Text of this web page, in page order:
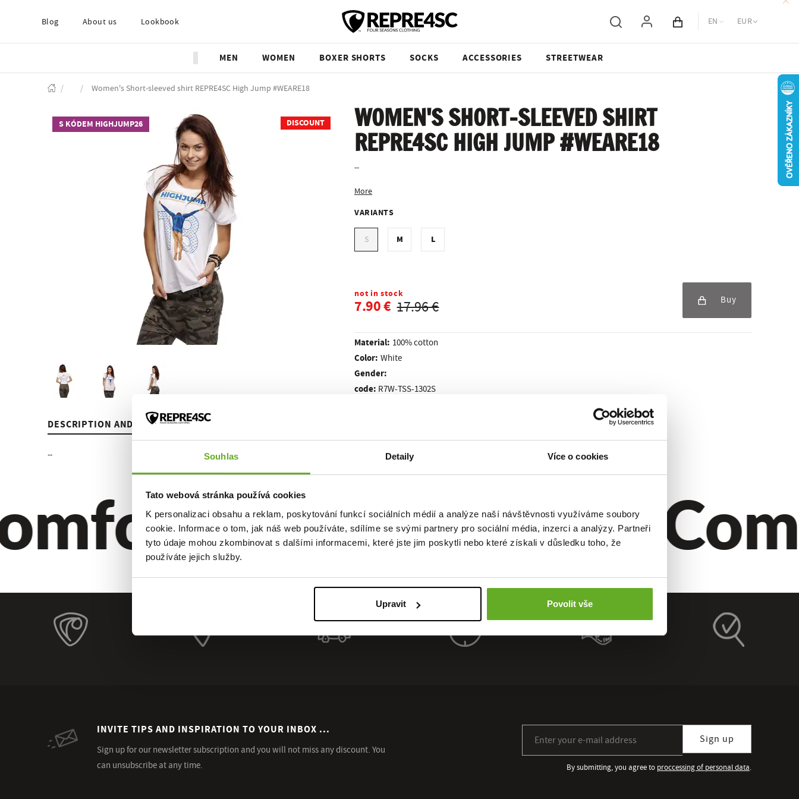
Souhlas Detaily Více o cookies
Tato webová stránka používá cookies
K personalizaci obsahu a reklam, poskytování funkcí sociálních médií a analýze naší návštěvnosti využíváme soubory
cookie. Informace o tom, jak náš web používáte, sdílíme se svými partnery pro sociální média, inzerci a analýzy. Partneři
tyto údaje mohou zkombinovat s dalšími informacemi, které jste jim poskytli nebo které získali v důsledku toho, že
používáte jejich služby.
Upravit Povolit vše
Blog About us Lookbook Cart total
EN EUR
MEN WOMEN BOXER SHORTS SOCKS ACCESSORIES STREETWEAR
/ / Women's Short-sleeved shirt REPRE4SC High Jump #WEARE18
S KÓDEM HIGHJUMP26 DISCOUNT
WOMEN'S SHORT-SLEEVED SHIRT
REPRE4SC HIGH JUMP #WEARE18
--
More
VARIANTS
S M L
not in stock
7.90 € 17.96 € Buy
Material: 100% cotton
Color: White
Gender:
code: R7W-TSS-1302S
DESCRIPTION AND PARAMETERS
--
Quality. Style.
INVITE TIPS AND INSPIRATION TO YOUR INBOX ...
Sign up for our newsletter subscription and you will not miss any discount. You
can unsubscribe at any time.
Sign up
By submitting, you agree to proccessing of personal data.